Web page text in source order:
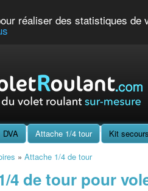
réaliser des statistiques
DVA Attache 1/4 tour Kit secours
» Attache 1/4 de tour
4 de tour pour